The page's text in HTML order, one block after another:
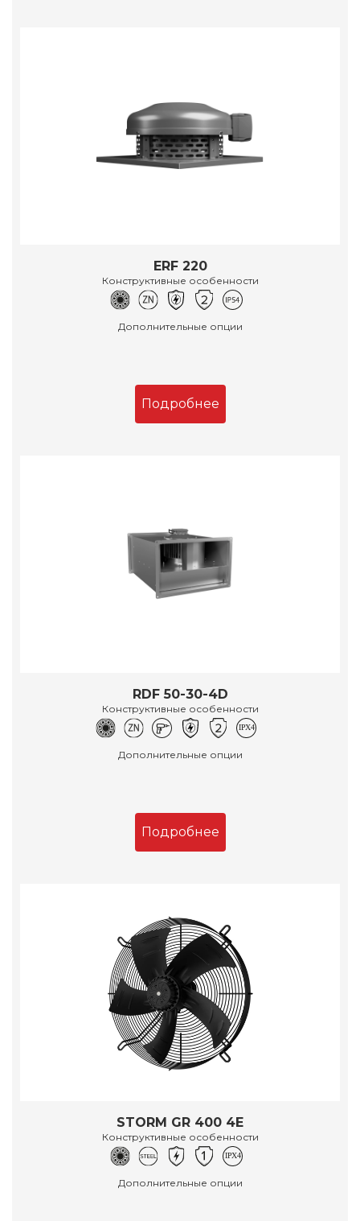
ERF 220
Конструктивные особенности
Дополнительные опции
Подробнее
RDF 50-30-4D
Конструктивные особенности
Дополнительные опции
Подробнее
STORM GR 400 4E
Конструктивные особенности
Дополнительные опции